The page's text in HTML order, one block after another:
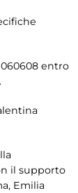
entro
il supporto
Emilia